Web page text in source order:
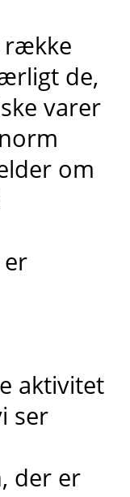
række
de,
varer
om
aktivitet
ser
der er